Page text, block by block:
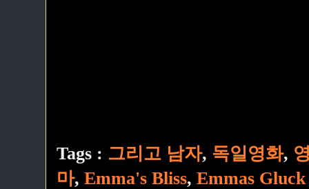
Tags : 그리고 남자, 독일영화,
마, Emma's Bliss, Emmas Gluck